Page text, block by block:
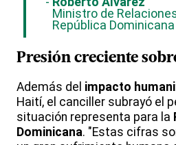
Ministro de
República Dominicana
Presión creciente
Además del impacto
Haití, el canciller subrayó el
situación representa para la
Dominicana. "Estas cifras